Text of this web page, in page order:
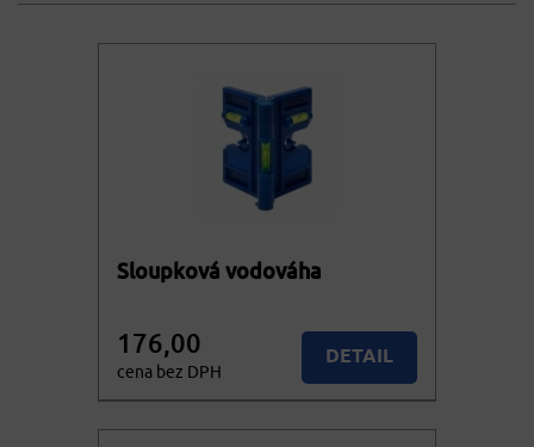
Sloupková vodováha
176,00
cena bez DPH
DETAIL
KOUPIT